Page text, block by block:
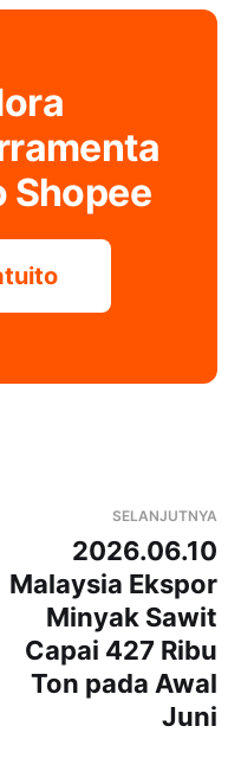
Shopee
SELANJUTNYA
2026.06.10
Malaysia Ekspor
Minyak Sawit
Capai 427 Ribu
Ton pada Awal
Juni